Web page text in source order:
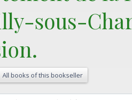
sous-
All books of this bookseller